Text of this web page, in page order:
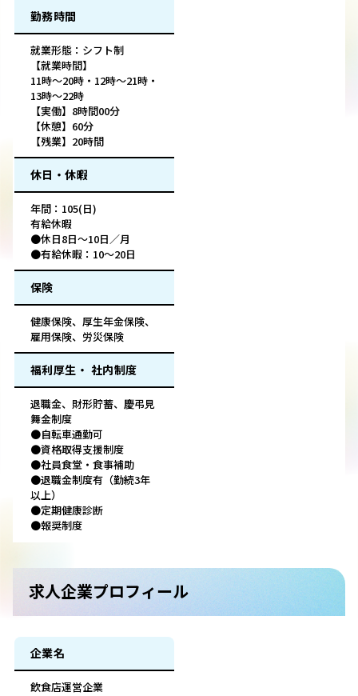
勤務時間
就業形態：シフト制
【就業時間】
11時～20時・12時～21時・
13時～22時
【実働】8時間00分
【休憩】60分
【残業】20時間
休日・休暇
年間：105(日)
有給休暇
●休日8日～10日／月
●有給休暇：10～20日
保険
健康保険、厚生年金保険、
雇用保険、労災保険
福利厚生・ 社内制度
退職金、財形貯蓄、慶弔見
舞金制度
●自転車通勤可
●資格取得支援制度
●社員食堂・食事補助
●退職金制度有（勤続3年
以上）
●定期健康診断
●報奨制度
求人企業プロフィール
企業名
飲食店運営企業